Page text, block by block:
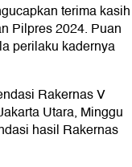
terima kasih
Pilpres 2024. Puan
perilaku kadernya
Rakernas V
Utara, Minggu
hasil Rakernas